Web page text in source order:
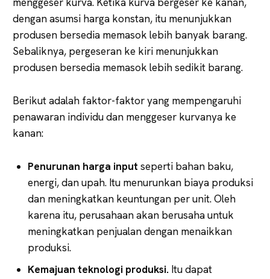
dengan asumsi harga konstan, itu menunjukkan
produsen bersedia memasok lebih banyak barang.
Sebaliknya, pergeseran ke kiri menunjukkan
produsen bersedia memasok lebih sedikit barang.
Berikut adalah faktor-faktor yang mempengaruhi
penawaran individu dan menggeser kurvanya ke
kanan:
Penurunan harga input seperti bahan baku,
energi, dan upah. Itu menurunkan biaya produksi
dan meningkatkan keuntungan per unit. Oleh
karena itu, perusahaan akan berusaha untuk
meningkatkan penjualan dengan menaikkan
produksi.
Kemajuan teknologi produksi. Itu dapat